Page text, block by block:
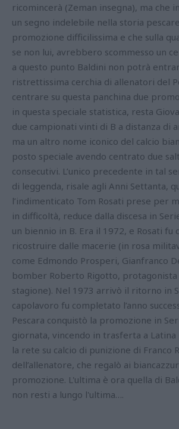
ricomincerà (Zeman insegna), ma che
un segno indelebile nella storia
promozione difficilissima e che sulla
se non lui, avrebbero scommesso un
a questo punto Baldini non potrà
ristrettissima cerchia di allenatori del
centrare su questa panchina due
in questa speciale statistica, resta
due campionati vinti di B a distanza di
ma un altro nome iconico del calcio
posto speciale avendo centrato due
consecutivi. L’unico precedente in tal
di leggenda, risale agli Anni Settanta,
l’indimenticato Tom Rosati prese per
in difficoltà, reduce dalla discesa in
un biennio in B. Era il 1972, e Rosati fu
ricostruire dalle macerie (in rosa
come Edmondo Prosperi, Gianfranco
bomber Roberto Rigotto, protagonista
stagione). Nel 1973 arrivò il ritorno in
capolavoro fu completato l’anno
Pescara conquistò la promozione in
giornata, vincendo in trasferta a Latina
la rete su calcio di punizione di Franco
dell’allenatore, che regalò ai
promozione. L'ultima è ora quella di
non resti a lungo l'ultima….